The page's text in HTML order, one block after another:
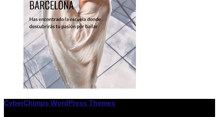
CyberChimps WordPress Themes